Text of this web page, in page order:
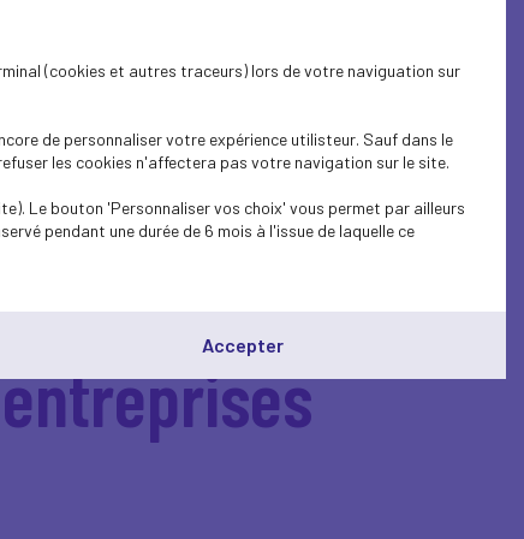
-
(cookies et autres traceurs) lors de votre naviguation sur
de personnaliser votre expérience utilisteur. Sauf dans le
les cookies n'affectera pas votre navigation sur le site.
Le bouton 'Personnaliser vos choix' vous permet par ailleurs
pendant une durée de 6 mois à l'issue de laquelle ce
Accepter